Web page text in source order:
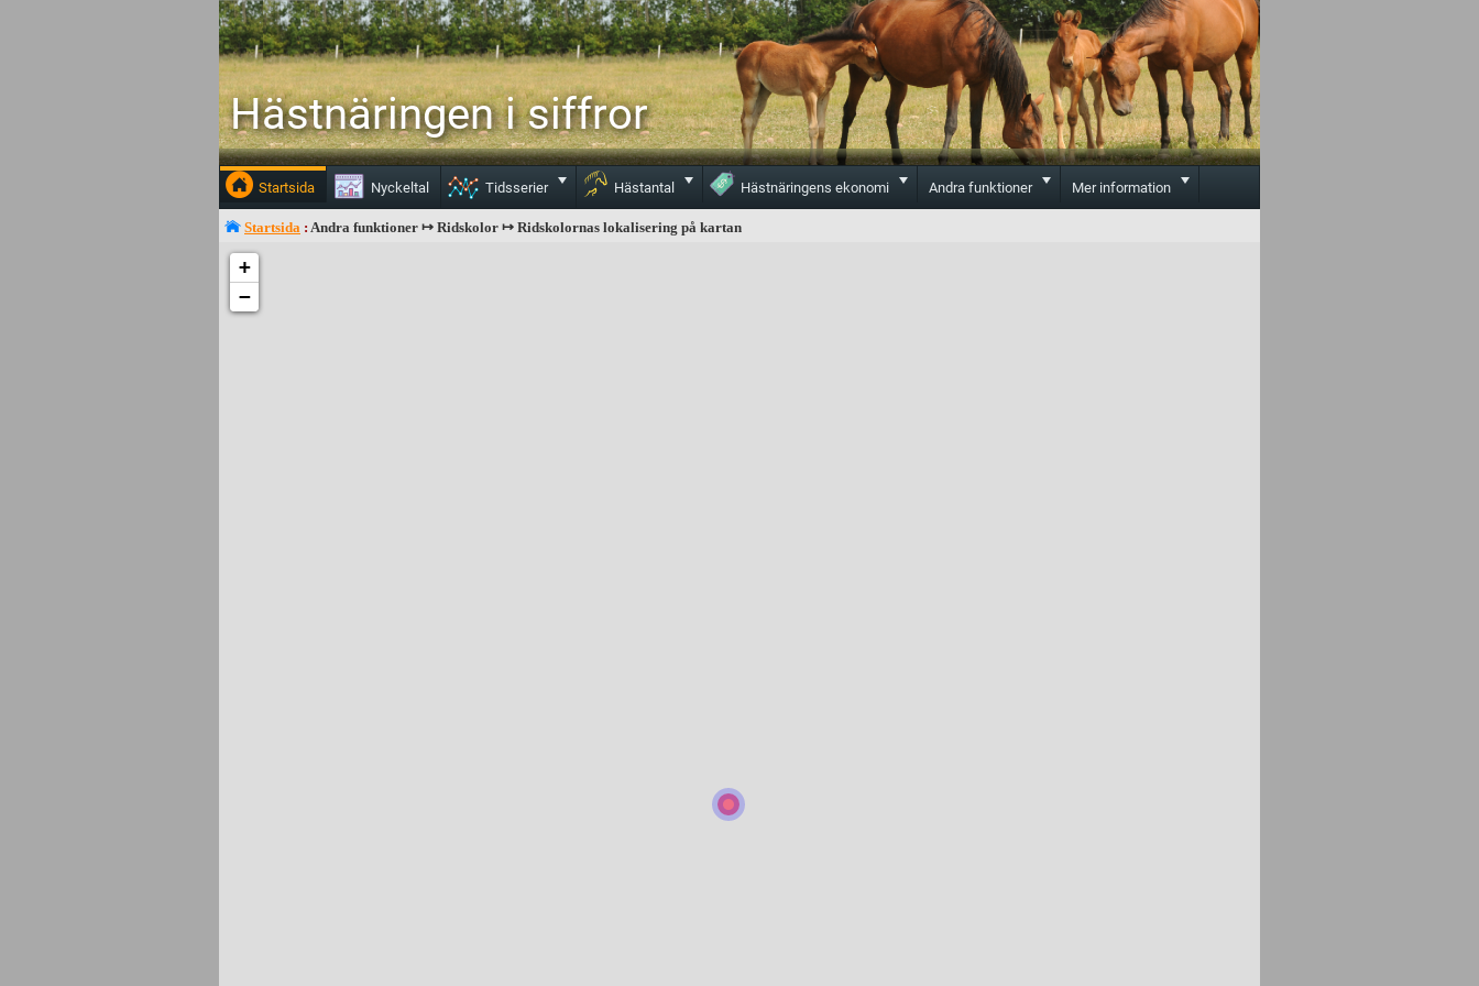
Hästnäringen i siffror
Startsida Nyckeltal Tidsserier Hästantal Hästnäringens ekonomi Andra funktioner Mer information
Startsida : Andra funktioner ↦ Ridskolor ↦ Ridskolornas lokalisering på kartan
+
−